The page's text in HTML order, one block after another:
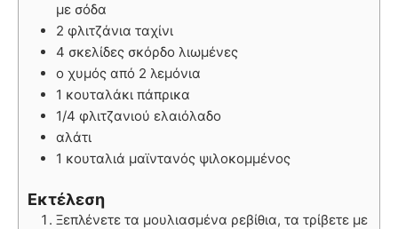
με σόδα
2 φλιτζάνια ταχίνι
4 σκελίδες σκόρδο λιωμένες
ο χυμός από 2 λεμόνια
1 κουταλάκι πάπρικα
1/4 φλιτζανιού ελαιόλαδο
αλάτι
1 κουταλιά μαϊντανός ψιλοκομμένος
Εκτέλεση
Ξεπλένετε τα μουλιασμένα ρεβίθια, τα τρίβετε με